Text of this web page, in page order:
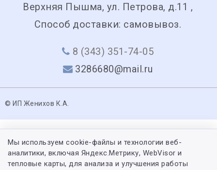
Верхняя Пышма, ул. Петрова, д.11 ,
Способ доставки: самовывоз.
8 (343) 351-74-05
3286680@mail.ru
© ИП Женихов К.А.
Мы используем cookie-файлы и технологии веб-
аналитики, включая Яндекс.Метрику, WebVisor и
тепловые карты, для анализа и улучшения работы